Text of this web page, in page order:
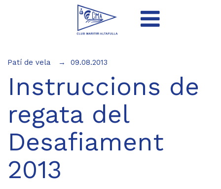
Patí de vela 09.08.2013
Instruccions de
regata del
Desafiament
2013